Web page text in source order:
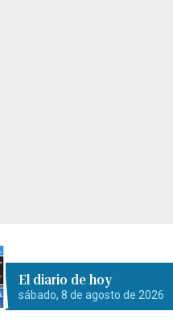
El diario de hoy
sábado, 8 de agosto de 2026